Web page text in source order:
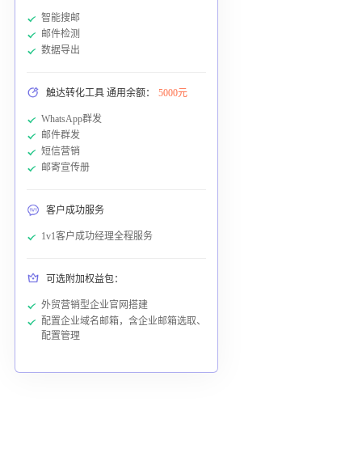
智能搜邮
邮件检测
数据导出
触达转化工具 通用余额： 5000元
WhatsApp群发
邮件群发
短信营销
邮寄宣传册
客户成功服务
1v1客户成功经理全程服务
可选附加权益包：
外贸营销型企业官网搭建
配置企业域名邮箱，含企业邮箱选取、
配置管理